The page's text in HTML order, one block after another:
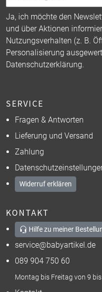
Ja, ich möchte den
und über Aktionen
Nutzungsverhalten (z. B.
Personalisierung
Datenschutzerklärung.
SERVICE
Fragen & Antworten
Lieferung und Versand
Zahlung
Widerruf erklären
KONTAKT
Hilfe zu meiner
service@babyartikel.de
089 904 750 60
Montag bis Freitag von 9